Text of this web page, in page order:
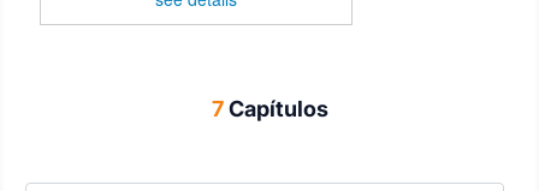
7Capítulos